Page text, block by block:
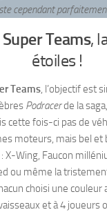
cependant
Teams,
étoiles !
Teams, l’objectif est
Podracerde la
cette fois-ci pas de
moteurs, mais bel et
X-Wing, Faucon
ou même la
choisi une couleur
et à 4 joueurs